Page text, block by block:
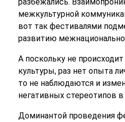
разбежались.
межкультурной
вот так фестивалями
развитию
А поскольку не
культуры, раз нет опыта
то не наблюдаются и
негативных стереотипов
Доминантой проведения